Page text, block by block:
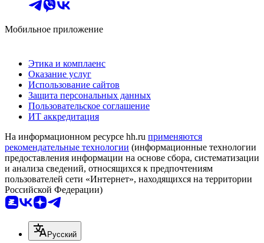
Мобильное приложение
Этика и комплаенс
Оказание услуг
Использование сайтов
Защита персональных данных
Пользовательское соглашение
ИТ аккредитация
На информационном ресурсе hh.ru применяются
рекомендательные технологии (информационные технологии
предоставления информации на основе сбора, систематизации
и анализа сведений, относящихся к предпочтениям
пользователей сети «Интернет», находящихся на территории
Российской Федерации)
Русский